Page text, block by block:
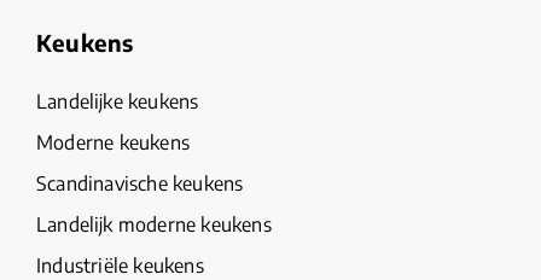
Keukens
Landelijke keukens
Moderne keukens
Scandinavische keukens
Landelijk moderne keukens
Industriële keukens